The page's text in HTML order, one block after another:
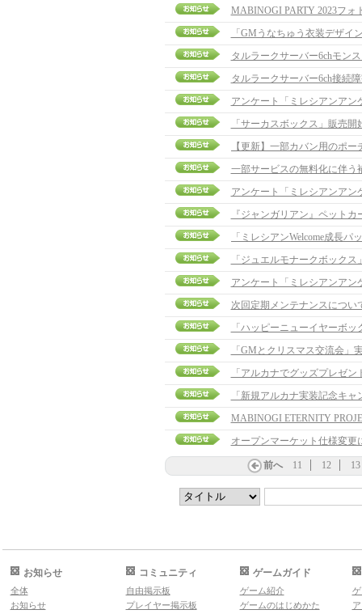
MABINOGI PARTY 2023フォ
「GMうなちゅう衣装デザイ
タルラークサーバー6chモン
タルラークサーバー6ch接続
アンケート「ミレシアンアン
「サーカスボックス」販売開
一部サービスの無料化に伴う
アンケート「ミレシアンアン
『ジャンガリアン』ペット
「ジュエルモナークボック
アンケート「ミレシアンアン
次回定期メンテナンスについ
「ハッピーニューイヤーボ
「GMとクリスマス交流会」
「アルカナでグッズプレゼ
「新規アルカナ実装記念キ
MABINOGI ETERNITY
オープンマーケット仕様変更
前へ 11 12 13
お知らせ
全体
お知らせ
コミュニティ
自由掲示板
プレイヤー掲示板
ゲームガイド
ゲーム紹介
ゲームのはじめかた